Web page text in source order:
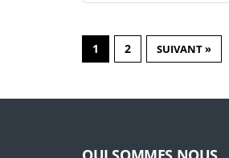
1 2 SUIVANT »